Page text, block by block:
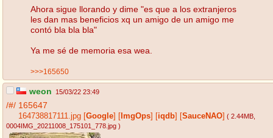
Ahora sigue llorando y dime "es que a los extranjeros
les dan mas beneficios xq un amigo de un amigo me
contó bla bla bla"
Ya me sé de memoria esa wea.
>>>165650
weon 15/03/22 23:49
/#/ 165647
164738817111.jpg Google ImgOps iqdb SauceNAO ( 2.44MB
0004IMG_20211008_175101_778.jpg )